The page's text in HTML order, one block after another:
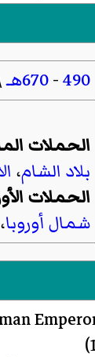
490
-670هـ
الحملات
بلاد الشام،
الحملات
شمال أوروبا